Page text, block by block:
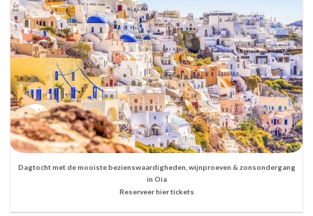
Dagtocht met de mooiste bezienswaardigheden, wijnproeven & zonsondergang
in Oia
Reserveer hier tickets